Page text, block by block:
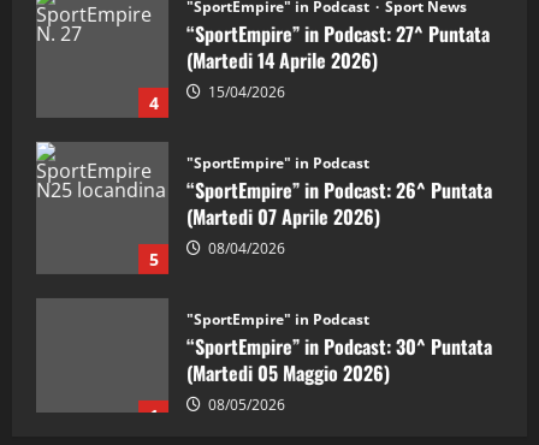
4
“SportEmpire” in Podcast: 27^ Puntata
(Martedi 14 Aprile 2026)
15/04/2026
5
“SportEmpire” in Podcast: 26^ Puntata
(Martedi 07 Aprile 2026)
08/04/2026
1
“SportEmpire” in Podcast: 30^ Puntata
(Martedi 05 Maggio 2026)
08/05/2026